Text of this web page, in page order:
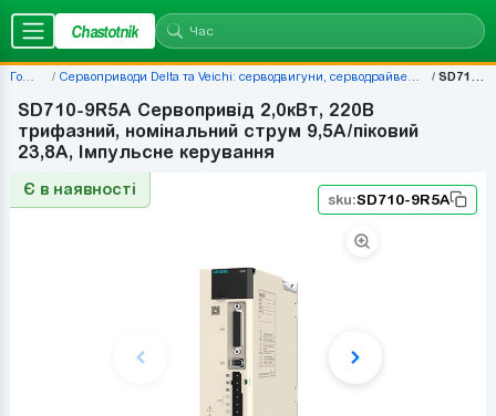
Chastotnik
Головна Сервоприводи Delta та Veichi: серводвигуни, серводрайвери, комплекти — ціни | Chastotnik.ua SD710-9R5A
SD710-9R5A Сервопривід 2,0кВт, 220В
трифазний, номінальний струм 9,5А/піковий
23,8А, Імпульсне керування
Є в наявності
sku:SD710-9R5A